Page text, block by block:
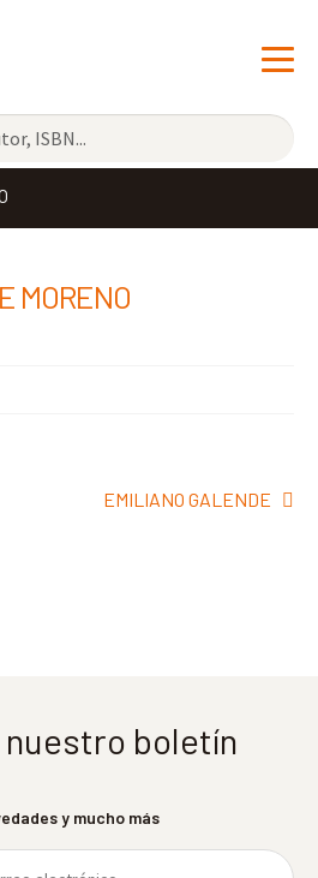
MORENO
Siguiente:
EMILIANO GALENDE
boletín
y mucho más